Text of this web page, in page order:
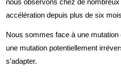
nous observons chez de
accélération depuis plus de six
Nous sommes face à une mutation
une mutation potentiellement
s’adapter.